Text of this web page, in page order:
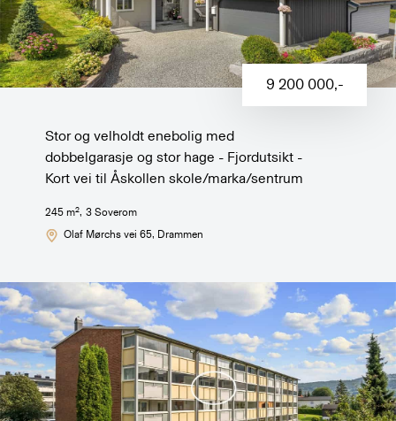
9 200 000,-
Stor og velholdt enebolig med
dobbelgarasje og stor hage - Fjordutsikt -
Kort vei til Åskollen skole/marka/sentrum
245 m2, 3Soverom
Olaf Mørchs vei 65, Drammen